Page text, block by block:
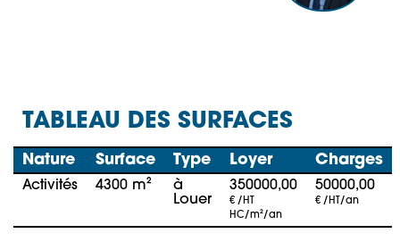
TABLEAU DES SURFACES
Nature Surface Type Loyer Charges
Activités 4300 m²
à
Louer
350000,00
€ /HT
HC/m²/an
50000,00
€ /HT/an